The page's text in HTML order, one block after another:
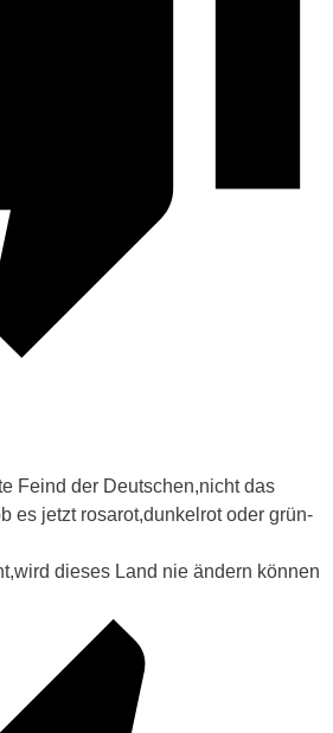
Feind der Deutschen,nicht das
es jetzt rosarot,dunkelrot oder grün-
dieses Land nie ändern können